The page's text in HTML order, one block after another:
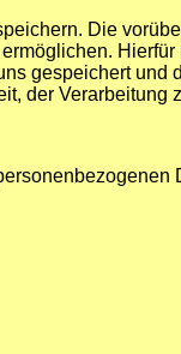
Die
gespeichert und
der Verarbeitung